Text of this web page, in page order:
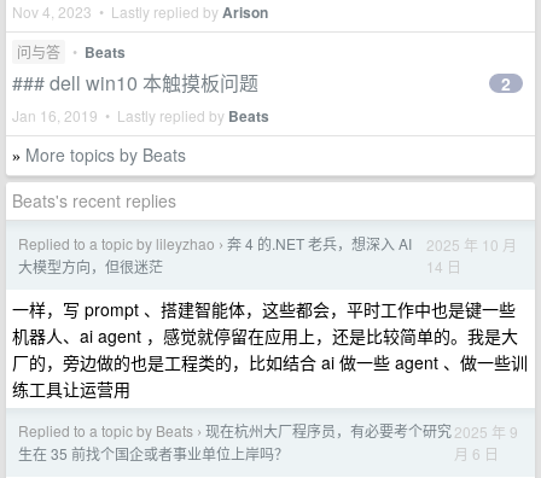
Nov 4, 2023 • Lastly replied byArison
问与答 • Beats
### dell win10 本触摸板问题
Jan 16, 2019 • Lastly replied by Beats
2
» More topics by Beats
Beats's recent replies
Replied to a topic by lileyzhao › 奔 4 的.NET 老兵，想深入 AI
大模型方向，但很迷茫
2025 年 10 月
14 日
一样，写 prompt 、搭建智能体，这些都会，平时工作中也是键一些
机器人、ai agent ，感觉就停留在应用上，还是比较简单的。我是大
厂的，旁边做的也是工程类的，比如结合 ai 做一些 agent 、做一些训
练工具让运营用
Replied to a topic by Beats › 现在杭州大厂程序员，有必要考个研究
生在 35 前找个国企或者事业单位上岸吗？
2025 年 9
月 6 日